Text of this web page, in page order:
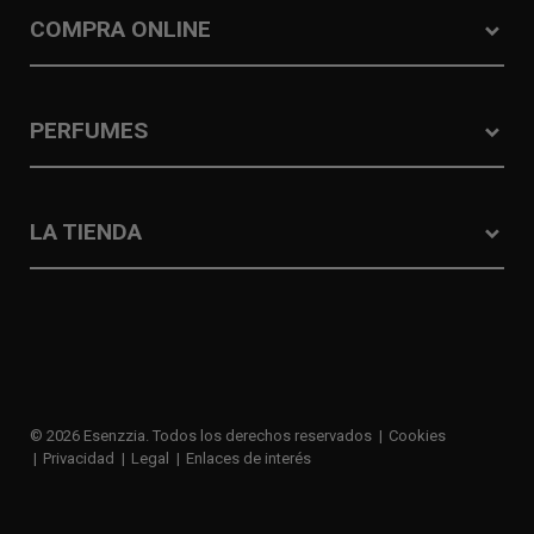
COMPRA ONLINE
PERFUMES
LA TIENDA
© 2026 Esenzzia. Todos los derechos reservados
Cookies
Privacidad
Legal Enlaces de interés